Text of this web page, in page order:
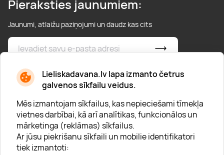
Lieliskadavana.lv lapa izmanto četrus
galvenos sīkfailu veidus.
Mēs izmantojam sīkfailus, kas nepieciešami tīmekļa
vietnes darbībai, kā arī analītikas, funkcionālos un
mārketinga (reklāmas) sīkfailus.
Ar jūsu piekrišanu sīkfaili un mobilie identifikatori
tiek izmantoti:
Pieraksties jaunumiem:
Jaunumi, atlaižu paziņojumi un daudz kas cits
* Esmu iepazinies/usies ar privātuma politiku
Par "Lieliska dāvana"